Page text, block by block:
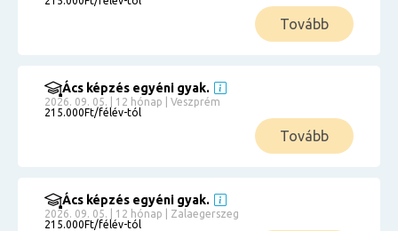
Tovább
Ács képzés egyéni gyak.
2026. 09. 05. | 12 hónap | Veszprém
215.000Ft/félév-tól
Tovább
Ács képzés egyéni gyak.
2026. 09. 05. | 12 hónap | Zalaegerszeg
215.000Ft/félév-tól